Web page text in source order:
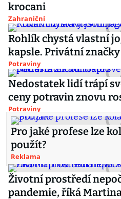
krocani
Zahraniční
Rohlík chystá vlastní
kapsle. Privátní
Potraviny
Nedostatek lidí trápí
ceny potravin znovu
Potraviny
Pro jaké profese lze
použít?
Reklama
Životní prostředí
pandemie, říká